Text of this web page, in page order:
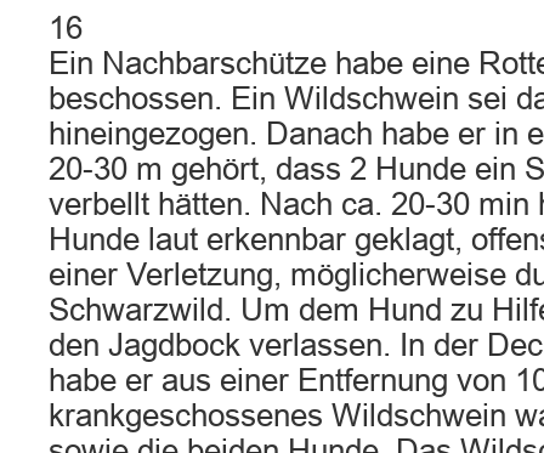
16
Ein Nachbarschütze habe eine
beschossen. Ein Wildschwein sei
hineingezogen. Danach habe er in
20-30 m gehört, dass 2 Hunde ein
verbellt hätten. Nach ca. 20-30 min
Hunde laut erkennbar geklagt,
einer Verletzung, möglicherweise
Schwarzwild. Um dem Hund zu
den Jagdbock verlassen. In der
habe er aus einer Entfernung von
krankgeschossenes Wildschwein